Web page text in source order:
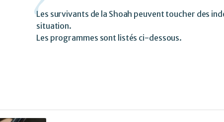
Les survivants de la Shoah peuvent toucher des
situation.
Les programmes sont listés ci-dessous.